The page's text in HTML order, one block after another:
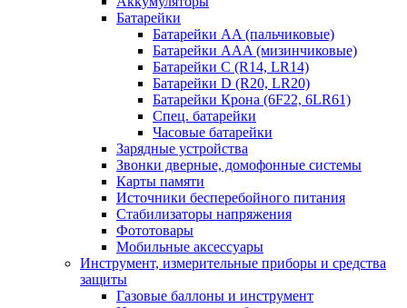
Батарейки
Батарейки AA (пальчиковые)
Батарейки AAA (мизинчиковые)
Батарейки C (R14, LR14)
Батарейки D (R20, LR20)
Батарейки Крона (6F22, 6LR61)
Спец. батарейки
Часовые батарейки
Зарядные устройства
Звонки дверные, домофонные системы
Карты памяти
Источники бесперебойного питания
Стабилизаторы напряжения
Фототовары
Мобильные аксессуары
Инструмент, измерительные приборы и средства
защиты
Газовые баллоны и инструмент